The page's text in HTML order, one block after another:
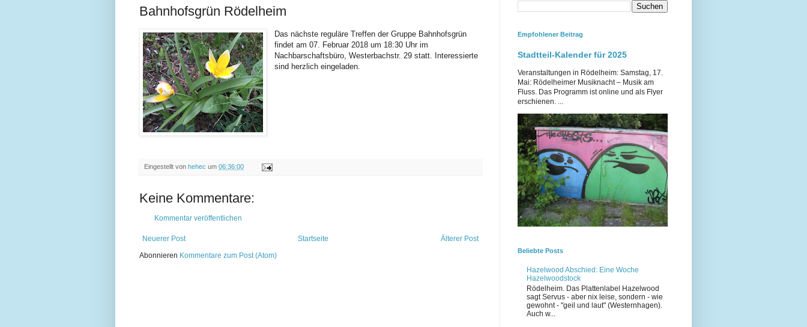
Bahnhofsgrün Rödelheim
Das nächste reguläre Treffen der Gruppe Bahnhofsgrün
findet am 07. Februar 2018 um 18:30 Uhr im
Nachbarschaftsbüro, Westerbachstr. 29 statt. Interessierte
sind herzlich eingeladen.
Eingestellt von hehec um 06:36:00
Keine Kommentare:
Kommentar veröffentlichen
Neuerer Post Älterer Post
Startseite
Abonnieren Kommentare zum Post (Atom)
Empfohlener Beitrag
Stadtteil-Kalender für 2025
Veranstaltungen in Rödelheim: Samstag, 17.
Mai: Rödelheimer Musiknacht – Musik am
Fluss. Das Programm ist online und als Flyer
erschienen. ...
Beliebte Posts
Hazelwood Abschied: Eine Woche
Hazelwoodstock
Rödelheim. Das Plattenlabel Hazelwood
sagt Servus - aber nix leise, sondern - wie
gewohnt - "geil und laut" (Westernhagen).
Auch w...